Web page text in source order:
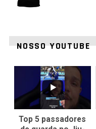
NOSSO YOUTUBE
0
Top 5 passadores